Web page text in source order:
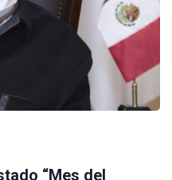
“Mes del